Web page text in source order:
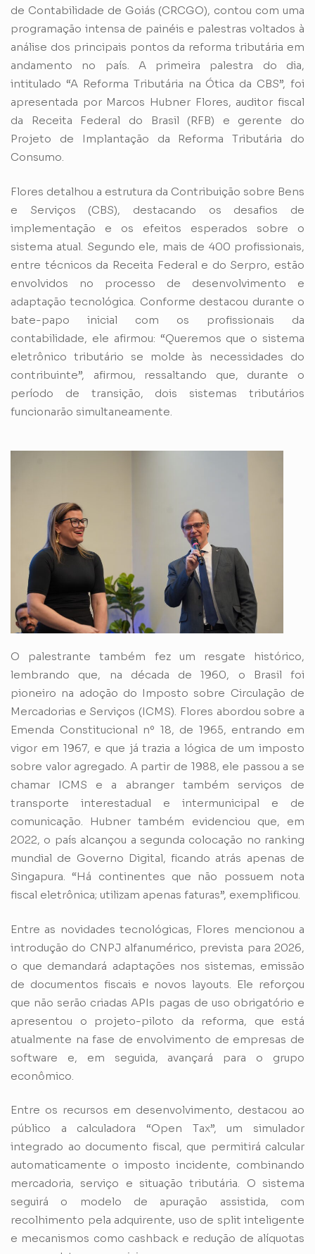
de Contabilidade de Goiás (CRCGO), contou com uma
programação intensa de painéis e palestras voltados à
análise dos principais pontos da reforma tributária em
andamento no país. A primeira palestra do dia,
intitulado “A Reforma Tributária na Ótica da CBS”, foi
apresentada por Marcos Hubner Flores, auditor fiscal
da Receita Federal do Brasil (RFB) e gerente do
Projeto de Implantação da Reforma Tributária do
Consumo.
Flores detalhou a estrutura da Contribuição sobre Bens
e Serviços (CBS), destacando os desafios de
implementação e os efeitos esperados sobre o
sistema atual. Segundo ele, mais de 400 profissionais,
entre técnicos da Receita Federal e do Serpro, estão
envolvidos no processo de desenvolvimento e
adaptação tecnológica. Conforme destacou durante o
bate-papo inicial com os profissionais da
contabilidade, ele afirmou: “Queremos que o sistema
eletrônico tributário se molde às necessidades do
contribuinte”, afirmou, ressaltando que, durante o
período de transição, dois sistemas tributários
funcionarão simultaneamente.
O palestrante também fez um resgate histórico,
lembrando que, na década de 1960, o Brasil foi
pioneiro na adoção do Imposto sobre Circulação de
Mercadorias e Serviços (ICMS). Flores abordou sobre a
Emenda Constitucional nº 18, de 1965, entrando em
vigor em 1967, e que já trazia a lógica de um imposto
sobre valor agregado. A partir de 1988, ele passou a se
chamar ICMS e a abranger também serviços de
transporte interestadual e intermunicipal e de
comunicação. Hubner também evidenciou que, em
2022, o país alcançou a segunda colocação no ranking
mundial de Governo Digital, ficando atrás apenas de
Singapura. “Há continentes que não possuem nota
fiscal eletrônica; utilizam apenas faturas”, exemplificou.
Entre as novidades tecnológicas, Flores mencionou a
introdução do CNPJ alfanumérico, prevista para 2026,
o que demandará adaptações nos sistemas, emissão
de documentos fiscais e novos layouts. Ele reforçou
que não serão criadas APIs pagas de uso obrigatório e
apresentou o projeto-piloto da reforma, que está
atualmente na fase de envolvimento de empresas de
software e, em seguida, avançará para o grupo
econômico.
Entre os recursos em desenvolvimento, destacou ao
público a calculadora “Open Tax”, um simulador
integrado ao documento fiscal, que permitirá calcular
automaticamente o imposto incidente, combinando
mercadoria, serviço e situação tributária. O sistema
seguirá o modelo de apuração assistida, com
recolhimento pela adquirente, uso de split inteligente
e mecanismos como cashback e redução de alíquotas